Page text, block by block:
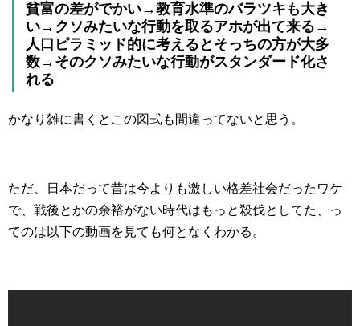
貧富の差がでかい→教育水準のバラツキも大き
い→クソみたいな行動を取るアホが出て来る→
人口ピラミッド的に考えるとそっちの方が大多
数→そのクソみたいな行動がスタンダード化さ
れる
かなり雑に書くとこの図式も間違ってないと思う。
ただ、日本だって昔は今よりも激しい格差社会だったワケ
で、戦後とかの余裕がない時代はもっと殺伐としてた、っ
てのは以下の動画を見ても何となくわかる。